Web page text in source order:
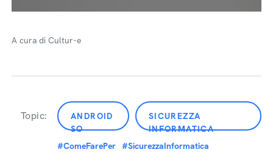
A cura di Cultur-e
Topic:
ANDROID
SO
SICUREZZA
INFORMATICA
#ComeFarePer #SicurezzaInformatica